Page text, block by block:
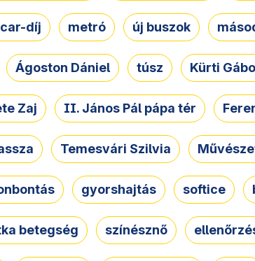
díj metró új buszok
Ágoston Dániel túsz Kürti
Zaj II. János Pál pápa tér
Temesvári Szilvia
gyorshajtás softice
betegség színésznő